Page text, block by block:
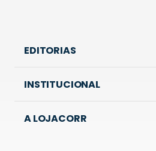
EDITORIAS
INSTITUCIONAL
A LOJACORR